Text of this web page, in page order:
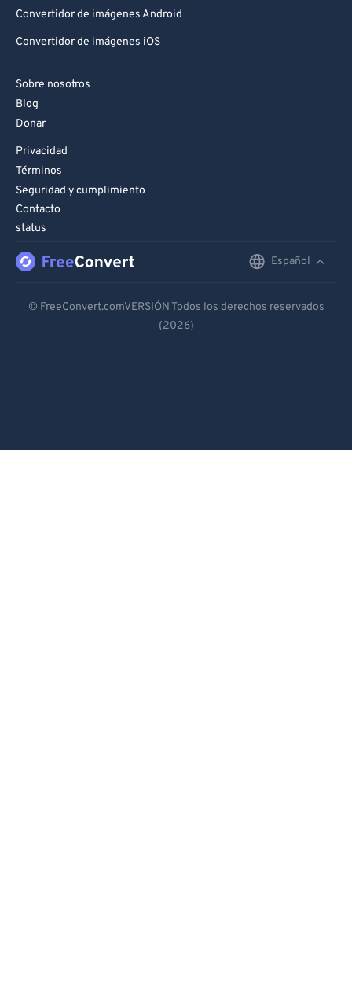
Convertidor de imágenes Android
Convertidor de imágenes iOS
Sobre nosotros
Blog
Donar
Privacidad
Términos
Seguridad y cumplimiento
Contacto
status
Español
Español
© FreeConvert.comVERSIÓN Todos los derechos reservados
(2026)